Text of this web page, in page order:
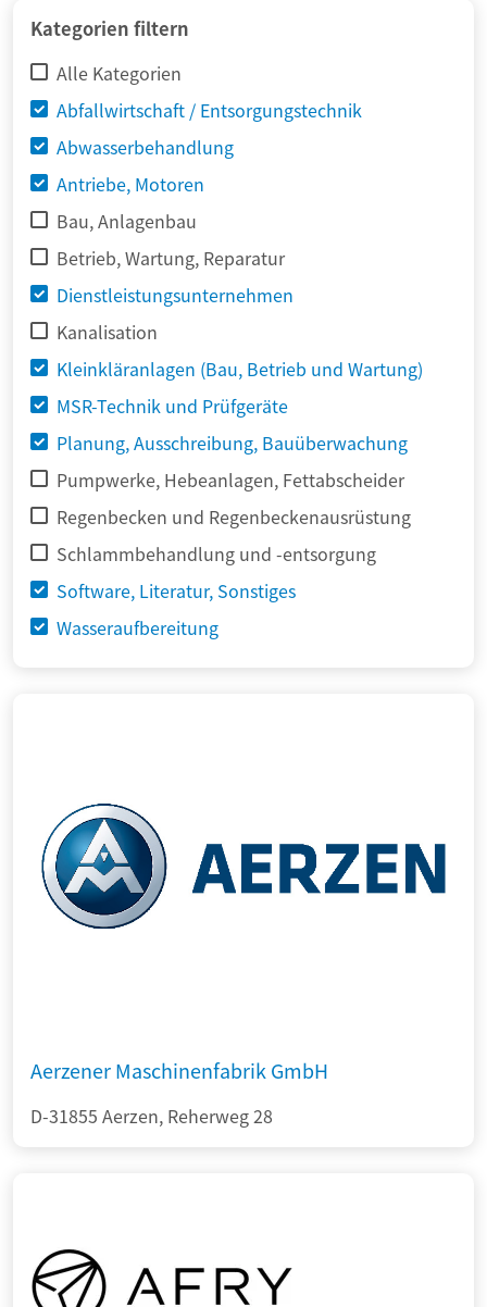
Kategorien filtern
Alle Kategorien
Abfallwirtschaft / Entsorgungstechnik
Abwasserbehandlung
Antriebe, Motoren
Bau, Anlagenbau
Betrieb, Wartung, Reparatur
Dienstleistungsunternehmen
Kanalisation
Kleinkläranlagen (Bau, Betrieb und Wartung)
MSR-Technik und Prüfgeräte
Planung, Ausschreibung, Bauüberwachung
Pumpwerke, Hebeanlagen, Fettabscheider
Regenbecken und Regenbeckenausrüstung
Schlammbehandlung und -entsorgung
Software, Literatur, Sonstiges
Wasseraufbereitung
Aerzener Maschinenfabrik GmbH
D-31855 Aerzen, Reherweg 28